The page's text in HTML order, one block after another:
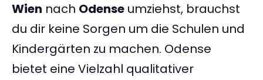
Wien nach Odense umziehst, brauchst
du dir keine Sorgen um die Schulen und
Kindergärten zu machen. Odense
bietet eine Vielzahl qualitativer